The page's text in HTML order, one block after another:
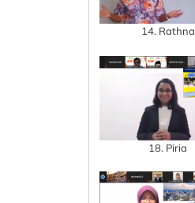
14. Rathna
18. Piria